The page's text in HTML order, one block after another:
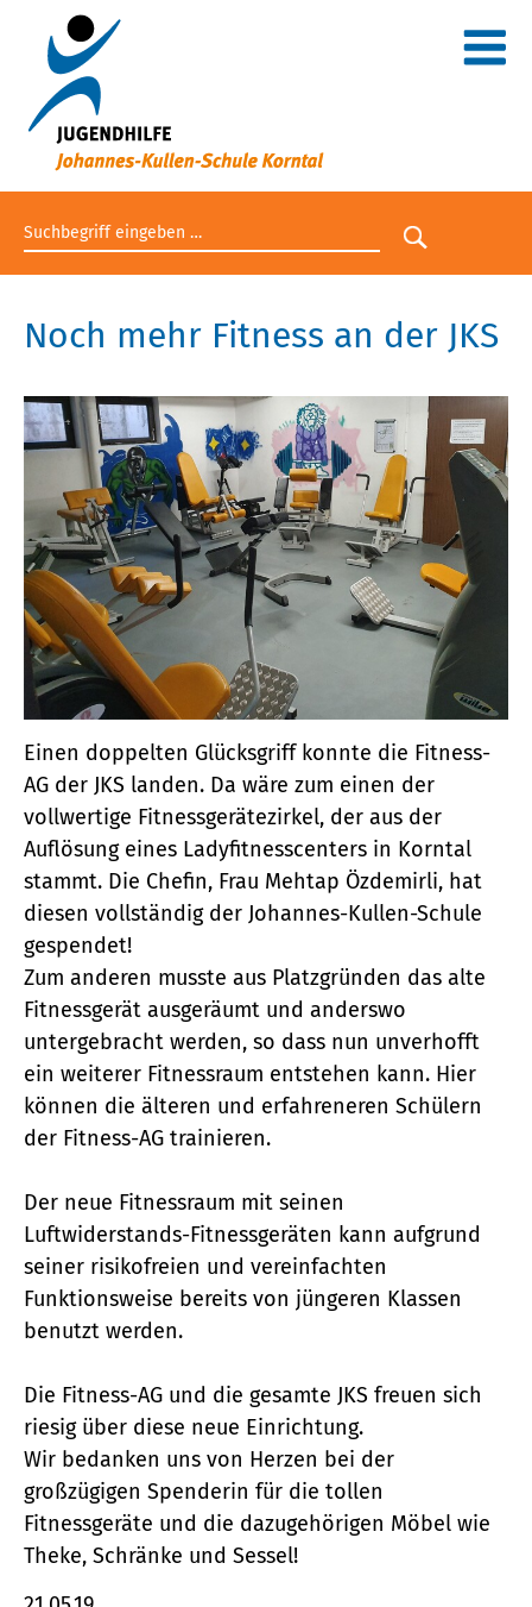
Suchbegriff eingeben
Suche
Noch mehr Fitness an der JKS
Einen doppelten Glücksgriff konnte die Fitness-
AG der JKS landen. Da wäre zum einen der
vollwertige Fitnessgerätezirkel, der aus der
Auflösung eines Ladyfitnesscenters in Korntal
stammt. Die Chefin, Frau Mehtap Özdemirli, hat
diesen vollständig der Johannes-Kullen-Schule
gespendet!
Zum anderen musste aus Platzgründen das alte
Fitnessgerät ausgeräumt und anderswo
untergebracht werden, so dass nun unverhofft
ein weiterer Fitnessraum entstehen kann. Hier
können die älteren und erfahreneren Schülern
der Fitness-AG trainieren.
Der neue Fitnessraum mit seinen
Luftwiderstands-Fitnessgeräten kann aufgrund
seiner risikofreien und vereinfachten
Funktionsweise bereits von jüngeren Klassen
benutzt werden.
Die Fitness-AG und die gesamte JKS freuen sich
riesig über diese neue Einrichtung.
Wir bedanken uns von Herzen bei der
großzügigen Spenderin für die tollen
Fitnessgeräte und die dazugehörigen Möbel wie
Theke, Schränke und Sessel!